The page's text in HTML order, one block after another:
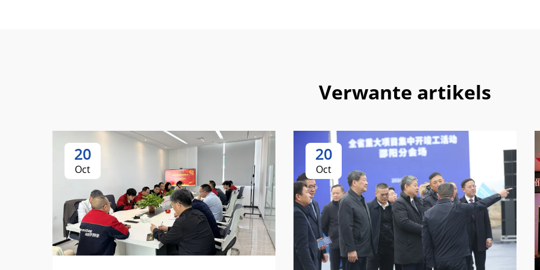
Verwante artikels
20
Oct
20
Oct